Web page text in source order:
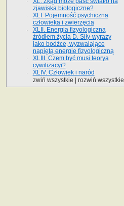
zjawiska biologiczne?
XLI. Pojemność psychiczna
człowieka i zwierzęcia
XLII. Energia fizyologiczna
źródłem życia D. Siły-wyrazy
jako bodźce, wyzwalające
napiętą energie fizyologiczną
XLIII. Czem być musi teorya
cywilizacyi?
XLIV. Człowiek i naród
zwiń wszystkie
rozwiń wszystkie